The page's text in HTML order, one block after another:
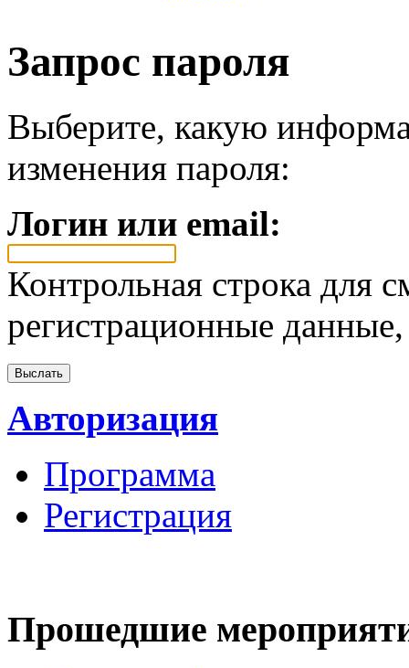
Запрос пароля
Выберите, какую
изменения пароля:
Логин или email:
Контрольная строка для
регистрационные
Авторизация
Программа
Регистрация
Прошедшие